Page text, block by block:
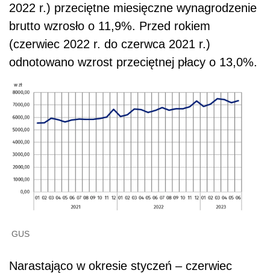
2022 r.) przeciętne miesięczne wynagrodzenie
brutto wzrosło o 11,9%. Przed rokiem
(czerwiec 2022 r. do czerwca 2021 r.)
odnotowano wzrost przeciętnej płacy o 13,0%.
GUS
Narastająco w okresie styczeń – czerwiec